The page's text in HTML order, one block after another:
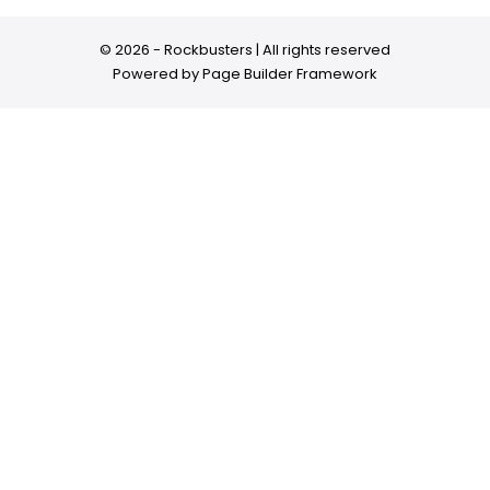
© 2026 - Rockbusters | All rights reserved
Powered byPage Builder Framework